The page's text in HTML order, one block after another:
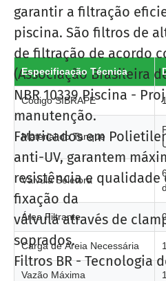
garantir a filtração
piscina. São filtros de
de filtração de acordo
(Associação Brasileira
NBR 10339 Piscina -
manutenção.
Fabricados em
anti-UV, garantem
resistência e qualidade
fixação da
válvula através de
soprados.
Filtros BR - Tecnologia
Especificação Técnica
Código SIBRAPE
Material do Tanque
Válvula Seletora
Área Filtrante
Carga de Areia Necessária
Vazão Máxima